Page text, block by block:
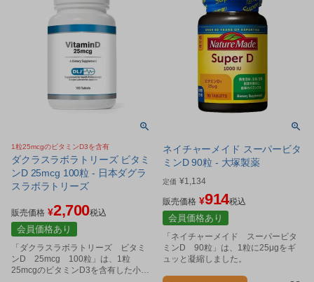
1粒25mcgのビタミンD3を含有
ダクラスラボラトリーズ ビタミ
ンD 25mcg 100粒 - 日本ダグラ
スラボラトリーズ
販売価格 ¥2,700税込
会員価格あり
「ダクラスラボラトリーズ ビタミ
ンD 25mcg 100粒」は、1粒
25mcgのビタミンD3を含有した小粒
ネイチャーメイド スーパービタ
ミンD 90粒 - 大塚製薬
定価 ¥1,134
販売価格 ¥914税込
会員価格あり
「ネイチャーメイド スーパービタ
ミンD 90粒」は、1粒に25μgをギ
ュッと凝縮しました。